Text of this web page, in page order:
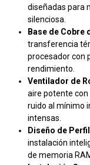
diseñadas para
silenciosa.
Base de Cobre
transferencia
procesador con
rendimiento.
Ventilador de
aire potente con
ruido al mínimo
intensas.
Diseño de
instalación
de memoria